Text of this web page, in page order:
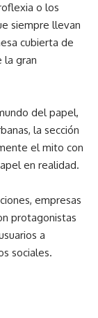
o los
siempre llevan
cubierta de
la gran
del papel,
la sección
el mito con
en realidad.
empresas
protagonistas
a
sociales.